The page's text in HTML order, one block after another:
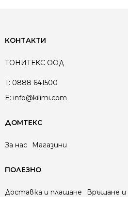
КОНТАКТИ
ТОНИТЕКС ООД
T: 0888 641500
E: info@kilimi.com
ДОМТЕКС
За нас Магазини
ПОЛЕЗНО
Доставка и плащане Връщане и